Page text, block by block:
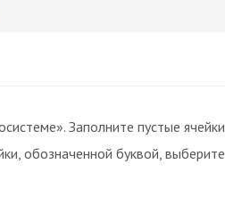
Заполните пустые ячейки
обозначенной буквой, выберите